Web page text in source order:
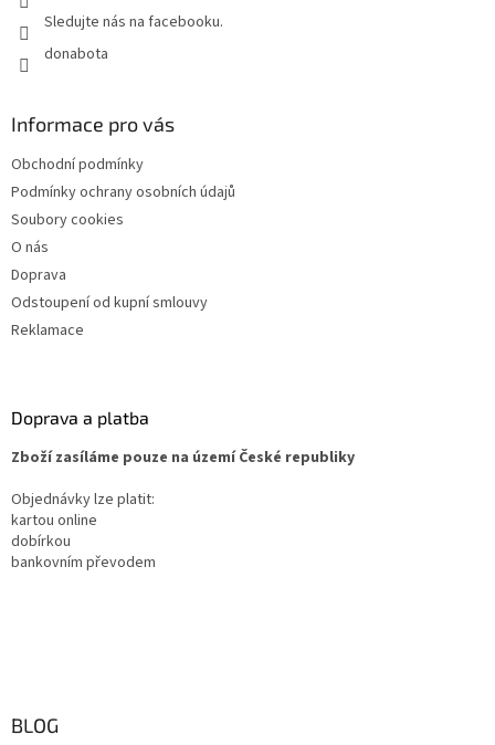
Sledujte nás na facebooku.
donabota
Informace pro vás
Obchodní podmínky
Podmínky ochrany osobních údajů
Soubory cookies
O nás
Doprava
Odstoupení od kupní smlouvy
Reklamace
Doprava a platba
Zboží zasíláme pouze na území České republiky
Objednávky lze platit:
kartou online
dobírkou
bankovním převodem
BLOG